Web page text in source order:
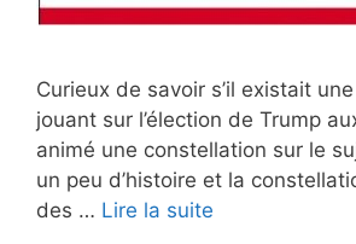
Curieux de savoir s’il existait
jouant sur l’élection de Trump
animé une constellation sur le
un peu d’histoire et la
des … Lire la suite